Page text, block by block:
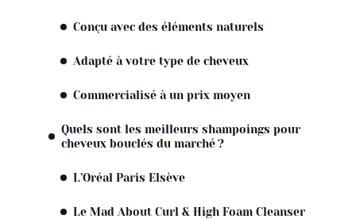
Conçu avec des éléments naturels
Adapté à votre type de cheveux
Commercialisé à un prix moyen
Quels sont les meilleurs shampoings pour
cheveux bouclés du marché ?
L’Oréal Paris Elsève
Le Mad About Curl & High Foam Cleanser